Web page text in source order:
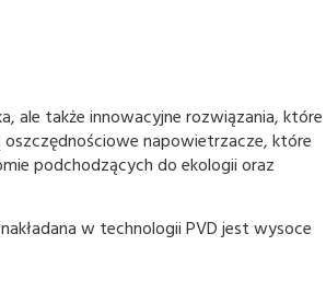
ale także innowacyjne rozwiązania, które
napowietrzacze, które
podchodzących do ekologii oraz
w technologii PVD jest wysoce